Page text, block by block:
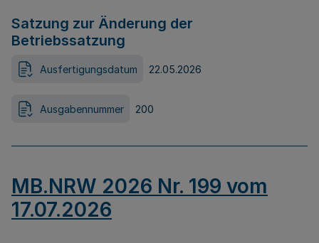
Satzung zur Änderung der
Betriebssatzung
Ausfertigungsdatum 22.05.2026
Ausgabennummer 200
MB.NRW 2026 Nr. 199 vom
17.07.2026